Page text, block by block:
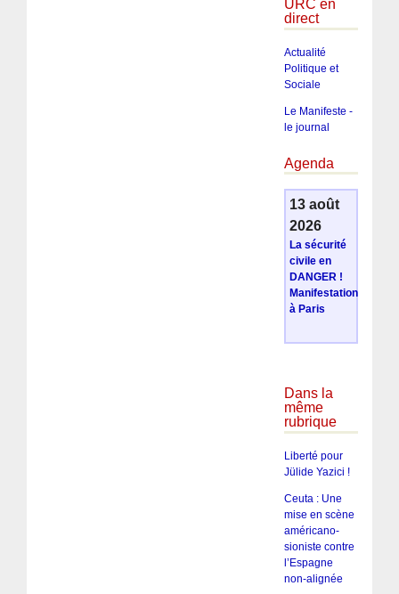
URC en
direct
Actualité
Politique et
Sociale
Le Manifeste -
le journal
Agenda
13 août
2026
La sécurité
civile en
DANGER !
Manifestation
à Paris
Dans la
même
rubrique
Liberté pour
Jülide Yazici !
Ceuta : Une
mise en scène
américano-
sioniste contre
l’Espagne
non-alignée